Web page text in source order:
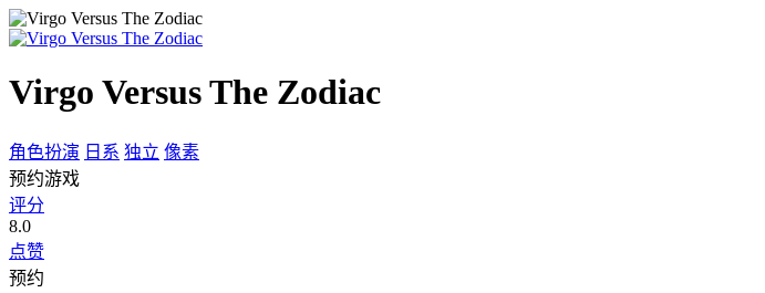
Virgo Versus The Zodiac
角色扮演 日系 独立 像素
预约游戏
评分
8.0
点赞
预约